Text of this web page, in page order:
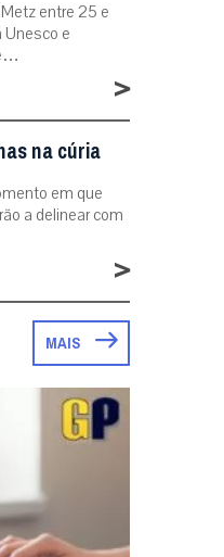
entre 25 e
e
>
na cúria
em que
a delinear com
>
MAIS